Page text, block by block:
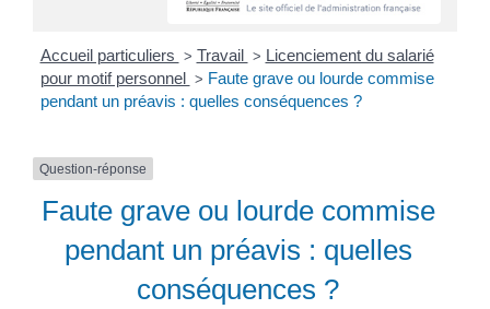
Accueil particuliers > Travail > Licenciement du salarié
pour motif personnel > Faute grave ou lourde commise
pendant un préavis : quelles conséquences ?
Question-réponse
Faute grave ou lourde commise
pendant un préavis : quelles
conséquences ?